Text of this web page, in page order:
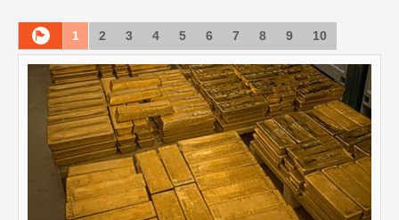
1 2 3 4 5 6 7 8 9 10